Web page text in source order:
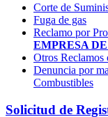
Corte de
Fuga de gas
Reclamo por
EMPRESA
Otros Reclamos
Denuncia por
Combustibles
Solicitud de